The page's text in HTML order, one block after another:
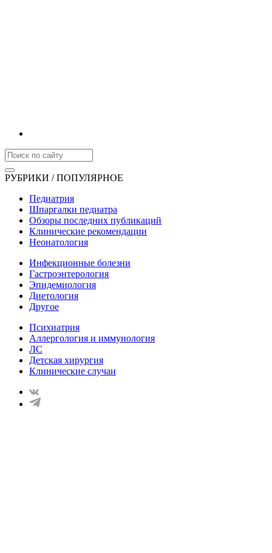
РУБРИКИ / ПОПУЛЯРНОЕ
Педиатрия
Шпаргалки педиатра
Обзоры последних публикаций
Клинические рекомендации
Неонатология
Инфекционные болезни
Гастроэнтерология
Эпидемиология
Диетология
Другое
Психиатрия
Аллергология и иммунология
ЛС
Детская хирургия
Клинические случаи